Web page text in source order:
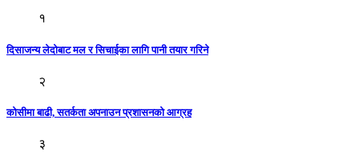
१
दिसाजन्य लेदोबाट मल र सिचाईका लागि पानी तयार गरिने
२
कोसीमा बाढी, सतर्कता अपनाउन प्रशासनको आग्रह
३